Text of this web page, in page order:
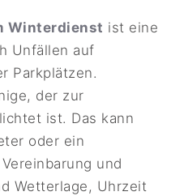
Winterdienst ist eine
Unfällen auf
Parkplätzen.
der zur
ist. Das kann
oder ein
und
Wetterlage, Uhrzeit